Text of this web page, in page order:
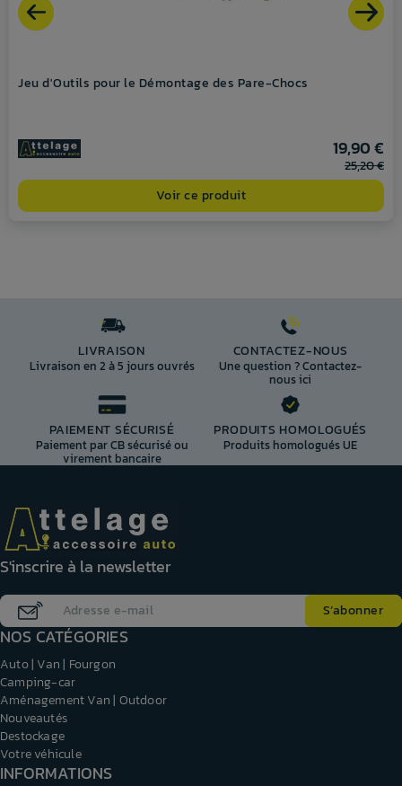
Jeu d'Outils pour le Démontage des Pare-Chocs
25,20 €
19,90 €
Voir ce produit
LIVRAISON
Livraison en 2 à 5 jours ouvrés
CONTACTEZ-NOUS
Une question ? Contactez-
nous ici
PAIEMENT SÉCURISÉ
Paiement par CB sécurisé ou
virement bancaire
PRODUITS HOMOLOGUÉS
Produits homologués UE
NOS CATÉGORIES
Auto | Van | Fourgon
Camping-car
Aménagement Van | Outdoor
Nouveautés
Destockage
Votre véhicule
INFORMATIONS
S'inscrire à la newsletter